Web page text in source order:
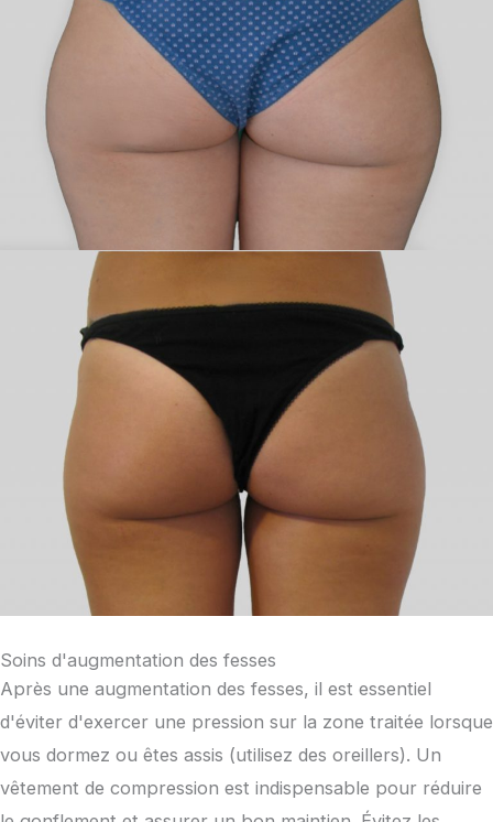
Soins d'augmentation des fesses
Après une augmentation des fesses, il est essentiel
d'éviter d'exercer une pression sur la zone traitée lorsque
vous dormez ou êtes assis (utilisez des oreillers). Un
vêtement de compression est indispensable pour réduire